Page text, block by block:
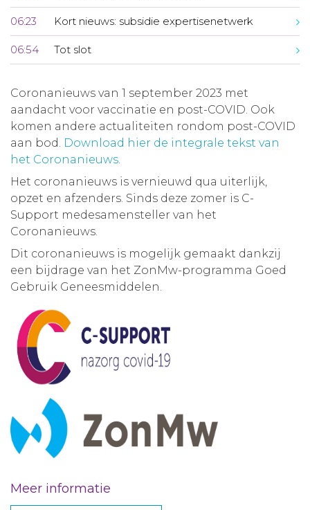
06:23 Kort nieuws: subsidie expertisenetwerk
06:54 Tot slot
Coronanieuws van 1 september 2023 met
aandacht voor vaccinatie en post-COVID. Ook
komen andere actualiteiten rondom post-COVID
aan bod. Download hier de integrale tekst van
het Coronanieuws.
Het coronanieuws is vernieuwd qua uiterlijk,
opzet en afzenders. Sinds deze zomer is C-
Support medesamensteller van het
Coronanieuws.
Dit coronanieuws is mogelijk gemaakt dankzij
een bijdrage van het ZonMw-programma Goed
Gebruik Geneesmiddelen.
Meer informatie